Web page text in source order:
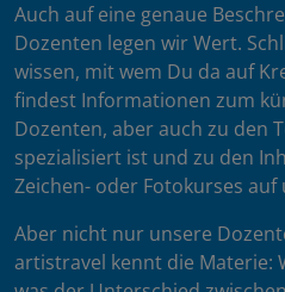
Auch auf eine genaue
Dozenten legen wir Wert.
wissen, mit wem Du da auf
findest Informationen zum
Dozenten, aber auch zu den
spezialisiert ist und zu den
Zeichen- oder Fotokurses
Aber nicht nur unsere
artistravel kennt die Materie: